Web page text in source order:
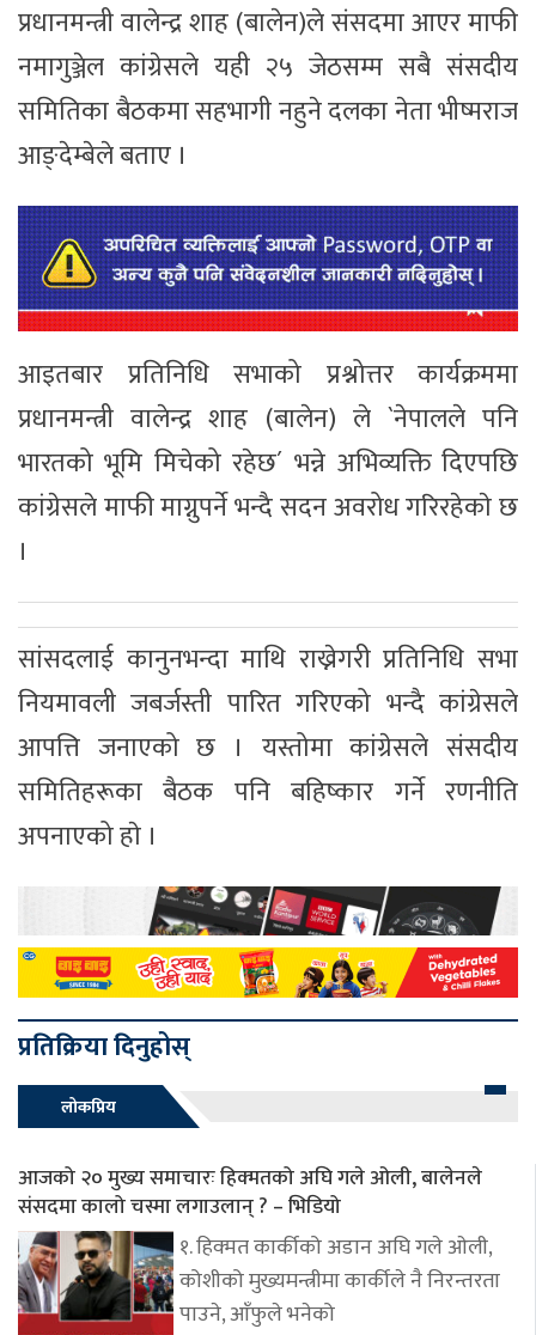
प्रधानमन्त्री वालेन्द्र शाह (बालेन)ले संसदमा आएर माफी
नमागुञ्जेल कांग्रेसले यही २५ जेठसम्म सबै संसदीय
समितिका बैठकमा सहभागी नहुने दलका नेता भीष्मराज
आङ्देम्बेले बताए ।
आइतबार प्रतिनिधि सभाको प्रश्नोत्तर कार्यक्रममा
प्रधानमन्त्री वालेन्द्र शाह (बालेन) ले `नेपालले पनि
भारतको भूमि मिचेको रहेछ´ भन्ने अभिव्यक्ति दिएपछि
कांग्रेसले माफी माग्नुपर्ने भन्दै सदन अवरोध गरिरहेकाे छ
।
सांसदलाई कानुनभन्दा माथि राख्नेगरी प्रतिनिधि सभा
नियमावली जबर्जस्ती पारित गरिएको भन्दै कांग्रेसले
आपत्ति जनाएको छ । यस्तोमा कांग्रेसले संसदीय
समितिहरूका बैठक पनि बहिष्कार गर्ने रणनीति
अपनाएको हाे ।
प्रतिक्रिया दिनुहोस्
लोकप्रिय
आजको २० मुख्य समाचारः हिक्मतको अघि गले ओली, बालेनले
संसदमा कालो चस्मा लगाउलान् ? – भिडियो
१. हिक्मत कार्कीको अडान अघि गले ओली,
कोशीको मुख्यमन्त्रीमा कार्कीले नै निरन्तरता
पाउने, आँफुले भनेको